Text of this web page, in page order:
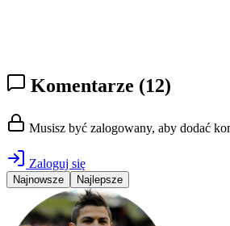
Komentarze (12)
Musisz być zalogowany, aby dodać
Zaloguj się
Najnowsze Najlepsze